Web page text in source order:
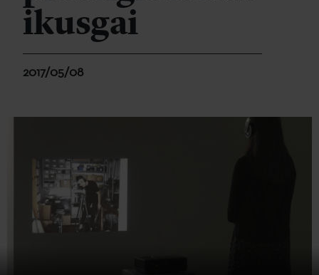
ikusgai
2017/05/08